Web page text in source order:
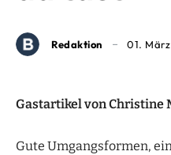
Redaktion 01. März
Gastartikel von Christine
Gute Umgangsformen,